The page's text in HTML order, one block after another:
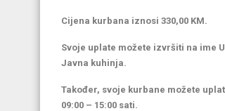
Cijena kurbana iznosi 330,00 KM.
Svoje uplate možete izvršiti na ime
Javna kuhinja.
Također, svoje kurbane možete
09:00 – 15:00 sati.